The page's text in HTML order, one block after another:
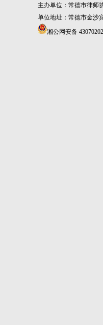
主办单位：常德市律
单位地址：常德市金沙
湘公网安备